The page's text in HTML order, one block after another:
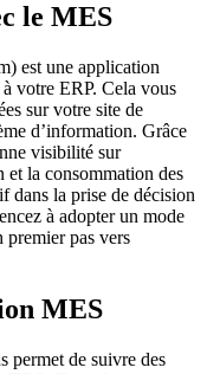
le MES
est une application
votre ERP. Cela vous
sur votre site de
d’information. Grâce
visibilité sur
et la consommation des
dans la prise de décision
à adopter un mode
premier pas vers
MES
permet de suivre des